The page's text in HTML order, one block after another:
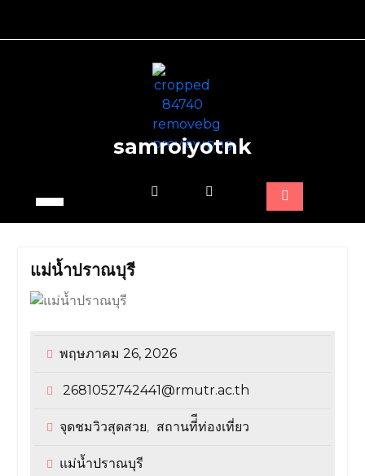
samroiyotnk
แม่น้ำปราณบุรี
พฤษภาคม 26, 2026
2681052742441@rmutr.ac.th
จุดชมวิวสุดสวย, สถานที่ีท่องเที่ยว
แม่น้ำปราณบุรี